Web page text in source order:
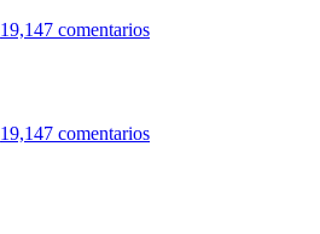
19,147 comentarios
19,147 comentarios